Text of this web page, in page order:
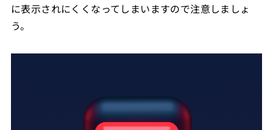
に表示されにくくなってしまいますので注意しましょ
う。